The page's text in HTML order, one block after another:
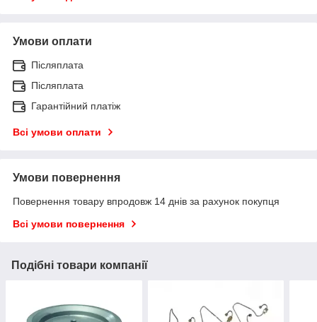
Умови оплати
Післяплата
Післяплата
Гарантійний платіж
Всі умови оплати
Умови повернення
Повернення товару впродовж 14 днів за рахунок покупця
Всі умови повернення
Подібні товари компанії